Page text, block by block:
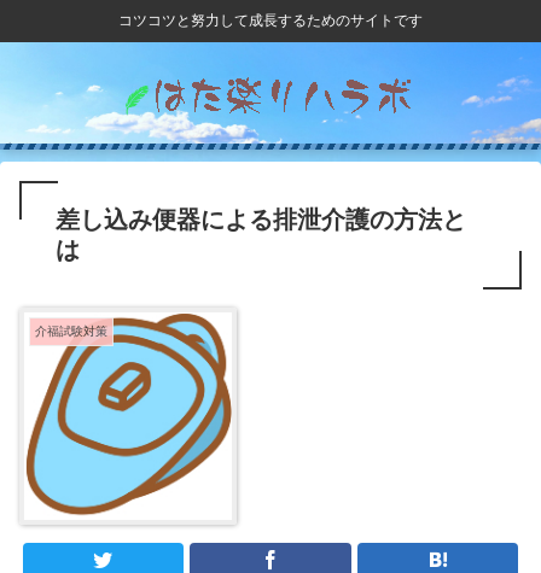
コツコツと努力して成長するためのサイトです
差し込み便器による排泄介護の方法と
は
介福試験対策